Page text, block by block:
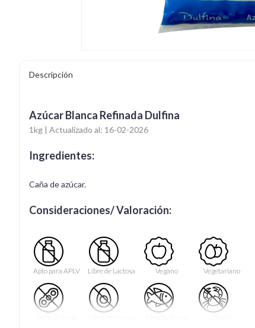
Descripción
Azúcar Blanca Refinada Dulfina
1kg | Actualizado al: 16-02-2026
Ingredientes:
Caña de azúcar.
Consideraciones/ Valoración:
Apto para APLV Libre de Lactosa Vegano Vegetariano